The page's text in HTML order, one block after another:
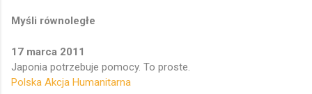
Myśli równoległe
17 marca 2011
Japonia potrzebuje pomocy. To proste.
Polska Akcja Humanitarna